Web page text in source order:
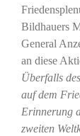
Bildhauers
General
an diese
Überfalls
auf dem
Erinnerung
zweiten